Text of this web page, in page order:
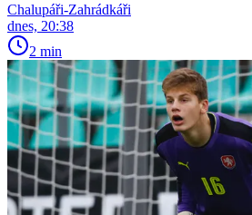
Chalupáři-Zahrádkáři
dnes, 20:38
2 min